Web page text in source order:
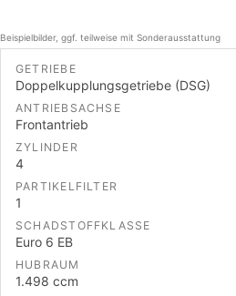
Beispielbilder, ggf. teilweise mit Sonderausstattung
GETRIEBE
Doppelkupplungsgetriebe (DSG)
ANTRIEBSACHSE
Frontantrieb
ZYLINDER
4
PARTIKELFILTER
1
SCHADSTOFFKLASSE
Euro 6 EB
HUBRAUM
1.498 ccm